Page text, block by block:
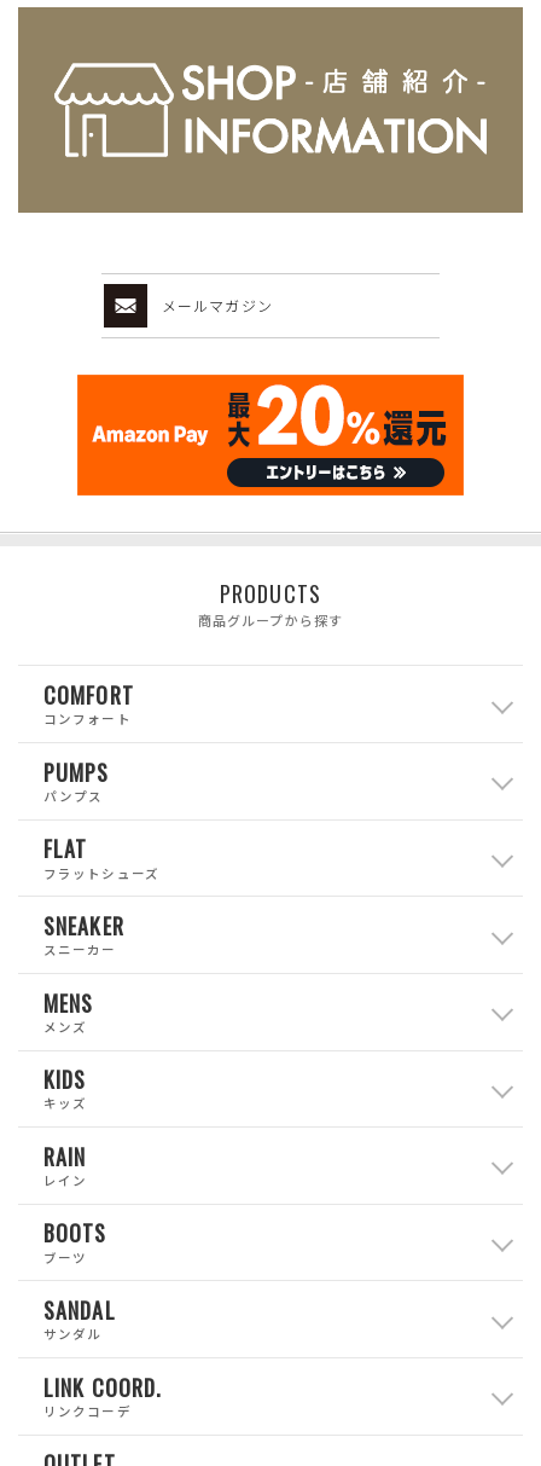
メールマガジン
PRODUCTS
商品グループから探す
COMFORT
コンフォート
PUMPS
パンプス
FLAT
フラットシューズ
SNEAKER
スニーカー
MENS
メンズ
KIDS
キッズ
RAIN
レイン
BOOTS
ブーツ
SANDAL
サンダル
LINK COORD.
リンクコーデ